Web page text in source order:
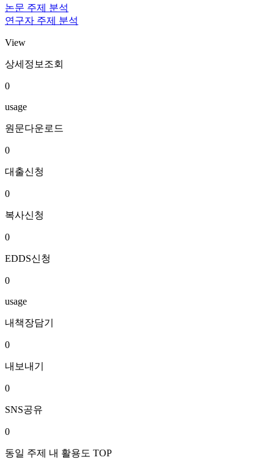
논문 주제 분석
연구자 주제 분석
View
상세정보조회
0
usage
원문다운로드
0
대출신청
0
복사신청
0
EDDS신청
0
usage
내책장담기
0
내보내기
0
SNS공유
0
동일 주제 내 활용도 TOP